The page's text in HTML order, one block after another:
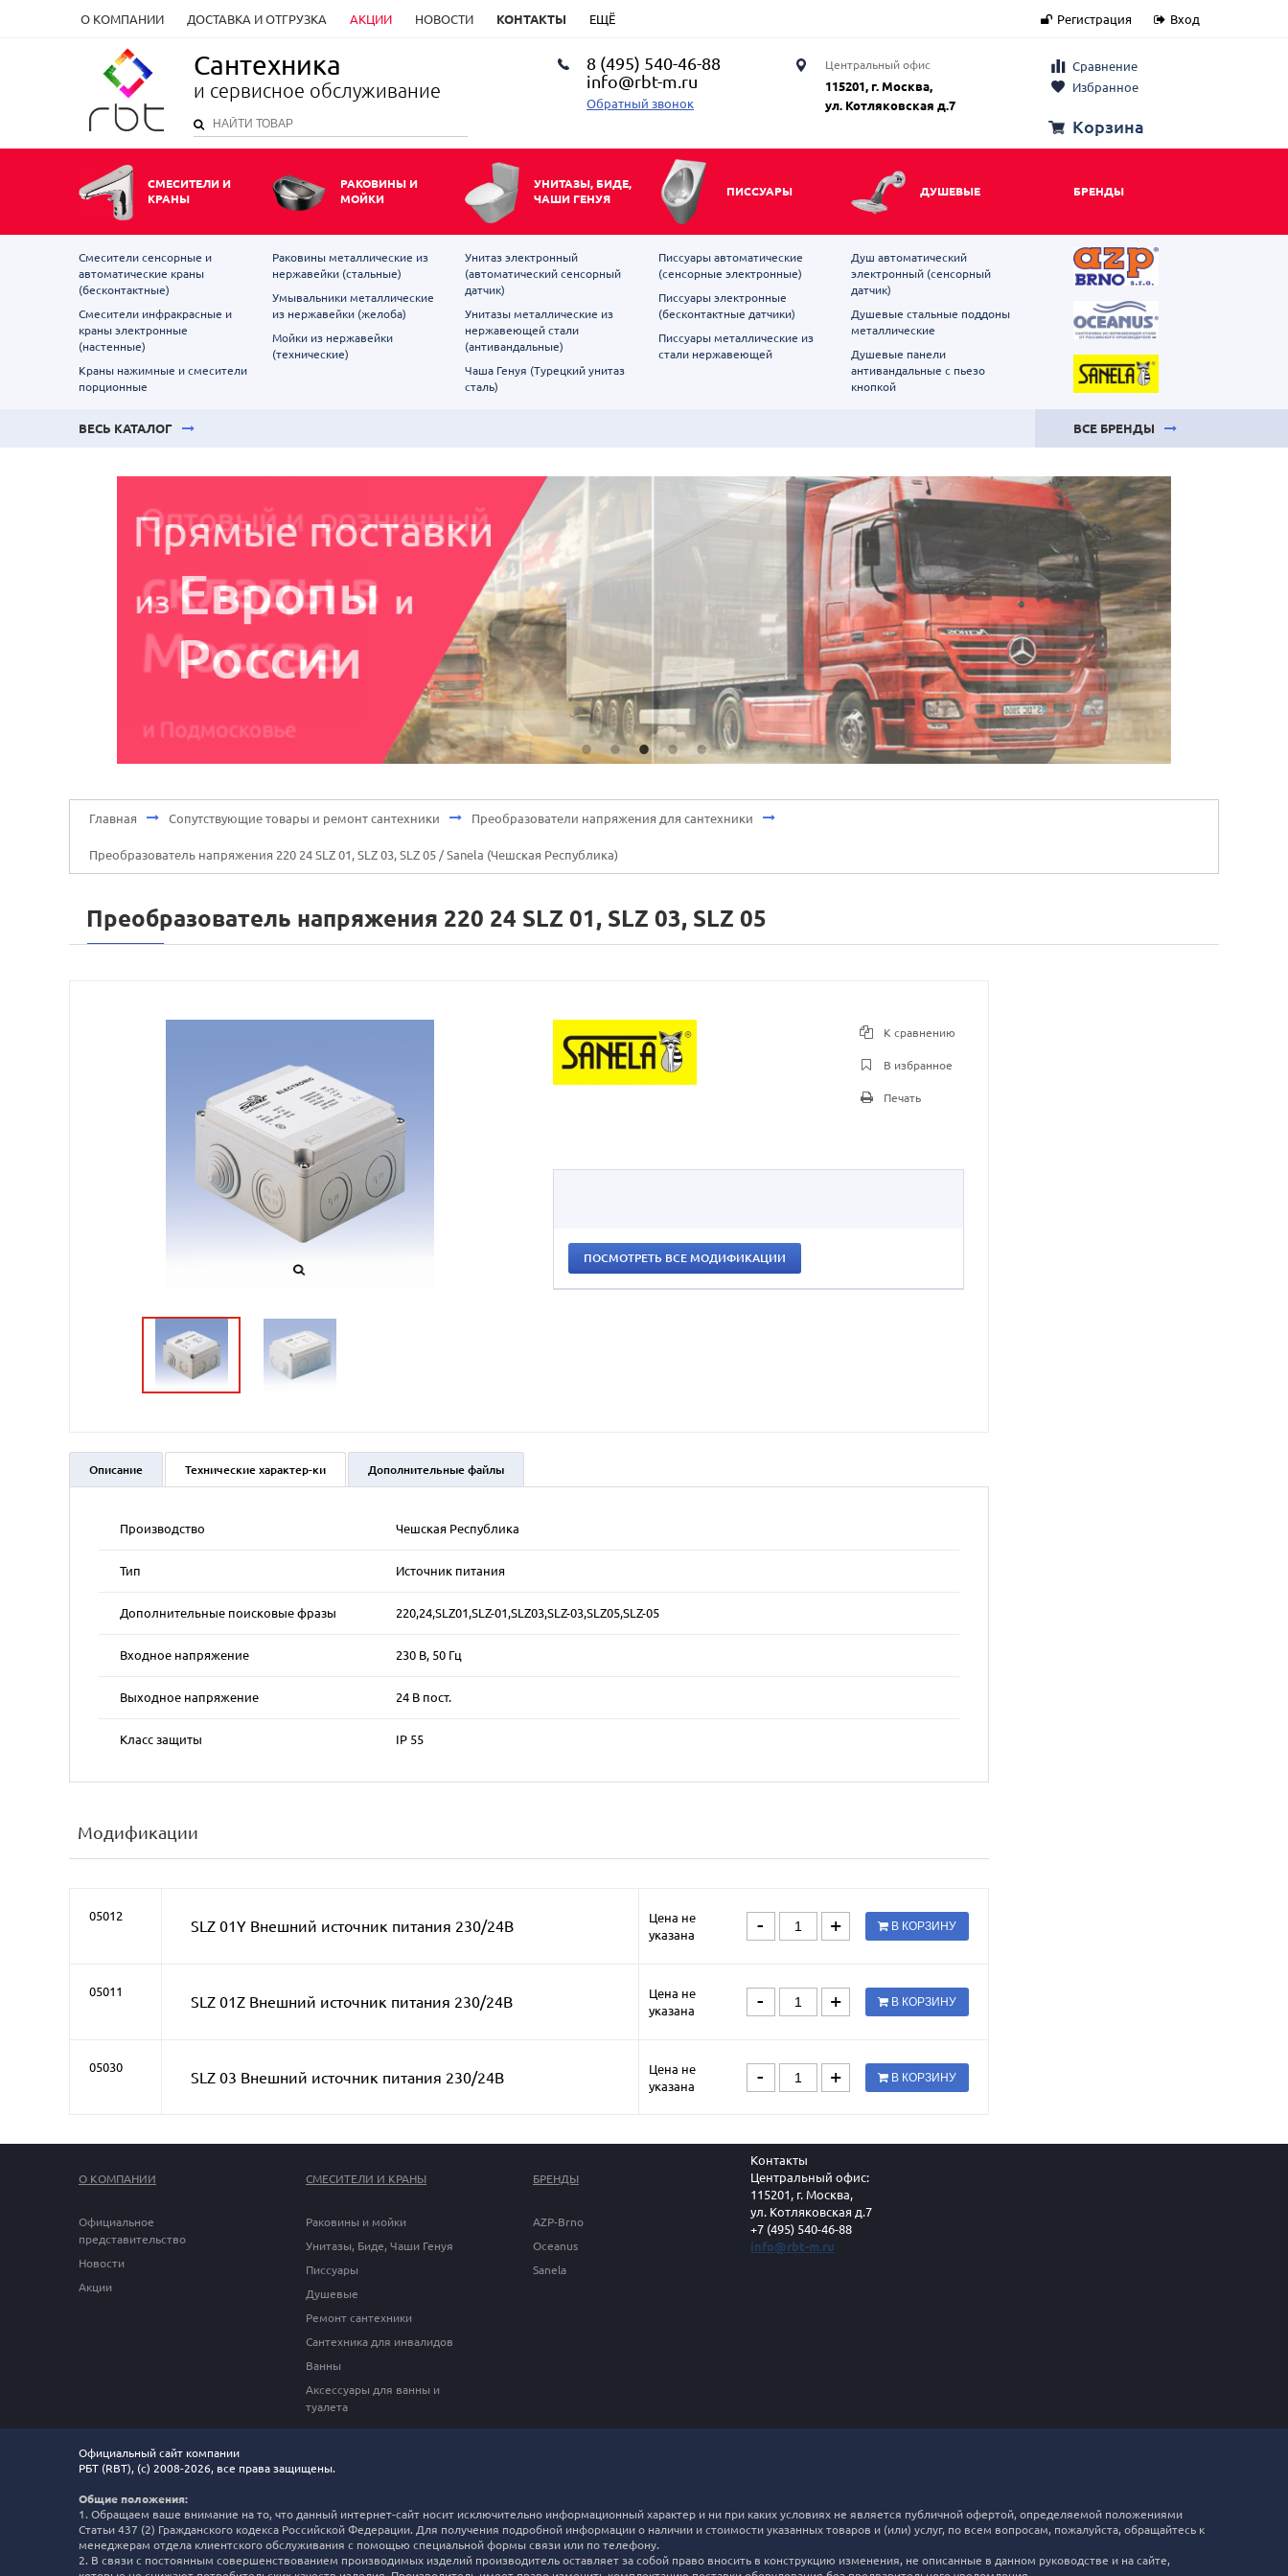
О КОМПАНИИ ДОСТАВКА И ОТГРУЗКА АКЦИИ НОВОСТИ КОНТАКТЫ ЕЩЁ Регистрация Вход
Сантехника
и сервисное обслуживание
8 (495) 540-46-88
info@rbt-m.ru
Обратный звонок
Центральный офис
115201, г. Москва,
ул. Котляковская д.7
Сравнение
Избранное
Корзина
СМЕСИТЕЛИ И
КРАНЫ
РАКОВИНЫ И
МОЙКИ
УНИТАЗЫ, БИДЕ,
ЧАШИ ГЕНУЯ
ПИССУАРЫ ДУШЕВЫЕ БРЕНДЫ
Смесители сенсорные и
автоматические краны
(бесконтактные)
Смесители инфракрасные и
краны электронные
(настенные)
Краны нажимные и смесители
порционные
Раковины металлические из
нержавейки (стальные)
Умывальники металлические
из нержавейки (желоба)
Мойки из нержавейки
(технические)
Унитаз электронный
(автоматический сенсорный
датчик)
Унитазы металлические из
нержавеющей стали
(антивандальные)
Чаша Генуя (Турецкий унитаз
сталь)
Писсуары автоматические
(сенсорные электронные)
Писсуары электронные
(бесконтактные датчики)
Писсуары металлические из
стали нержавеющей
Душ автоматический
электронный (сенсорный
датчик)
Душевые стальные поддоны
металлические
Душевые панели
антивандальные с пьезо
кнопкой
ВЕСЬ КАТАЛОГ ВСЕ БРЕНДЫ
Главная Сопутствующие товары и ремонт сантехники Преобразователи напряжения для сантехники
Преобразователь напряжения 220 24 SLZ 01, SLZ 03, SLZ 05 / Sanela (Чешская Республика)
Преобразователь напряжения 220 24 SLZ 01, SLZ 03, SLZ 05
К сравнению
В избранное
Печать
ПОСМОТРЕТЬ ВСЕ МОДИФИКАЦИИ
Описание Технические характер-ки Дополнительные файлы
Производство Чешская Республика
Тип Источник питания
Дополнительные поисковые фразы 220,24,SLZ01,SLZ-01,SLZ03,SLZ-03,SLZ05,SLZ-05
Входное напряжение 230 В, 50 Гц
Выходное напряжение 24 В пост.
Класс защиты IP 55
Модификации
05012
SLZ 01Y Внешний источник питания 230/24В
Цена не
указана
- + В КОРЗИНУ
05011
SLZ 01Z Внешний источник питания 230/24В
Цена не
указана
- + В КОРЗИНУ
05030
SLZ 03 Внешний источник питания 230/24В
Цена не
указана
- + В КОРЗИНУ
О КОМПАНИИ
Официальное
представительство
Новости
Акции
СМЕСИТЕЛИ И КРАНЫ
Раковины и мойки
Унитазы, Биде, Чаши Генуя
Писсуары
Душевые
Ремонт сантехники
Сантехника для инвалидов
Ванны
Аксессуары для ванны и
туалета
БРЕНДЫ
AZP-Brno
Oceanus
Sanela
Контакты
Центральный офис:
115201, г. Москва,
ул. Котляковская д.7
+7 (495) 540-46-88
info@rbt-m.ru
Официальный сайт компании
РБТ (RBT), (c) 2008-2026, все права защищены.
Общие положения:
1. Обращаем ваше внимание на то, что данный интернет-сайт носит исключительно информационный характер и ни при каких условиях не является публичной офертой, определяемой положениями
Статьи 437 (2) Гражданского кодекса Российской Федерации. Для получения подробной информации о наличии и стоимости указанных товаров и (или) услуг, по всем вопросам, пожалуйста, обращайтесь к
менеджерам отдела клиентского обслуживания с помощью специальной формы связи или по телефону.
2. В связи с постоянным совершенствованием производимых изделий производитель оставляет за собой право вносить в конструкцию изменения, не описанные в данном руководстве и на сайте,